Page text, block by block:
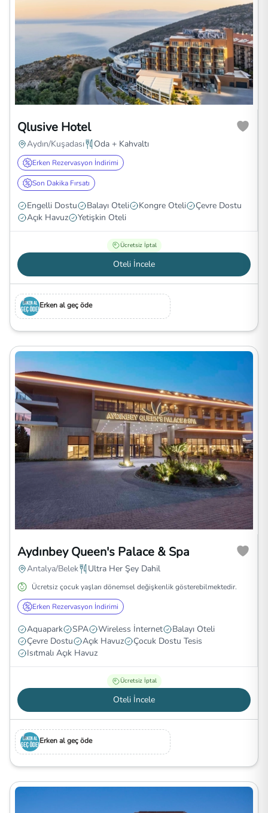
Qlusive Hotel
Aydın/Kuşadası Oda + Kahvaltı
Erken Rezervasyon İndirimi
Son Dakika Fırsatı
Engelli Dostu Balayı Oteli Kongre Oteli
Çevre Dostu
Açık Havuz
Yetişkin Oteli
Ücretsiz İptal
Oteli İncele
Erken al geç öde
Aydınbey Queen's Palace & Spa
Antalya/Belek Ultra Her Şey Dahil
Ücretsiz çocuk yaşları dönemsel değişkenlik gösterebilmektedir.
Erken Rezervasyon İndirimi
Aquapark SPA Wireless İnternet
Balayı Oteli
Çevre Dostu
Açık Havuz
Çocuk Dostu Tesis
Isıtmalı Açık Havuz
Ücretsiz İptal
Oteli İncele
Erken al geç öde